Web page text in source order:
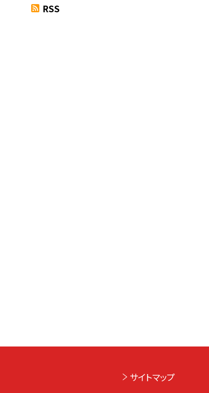
RSS
サイトマップ